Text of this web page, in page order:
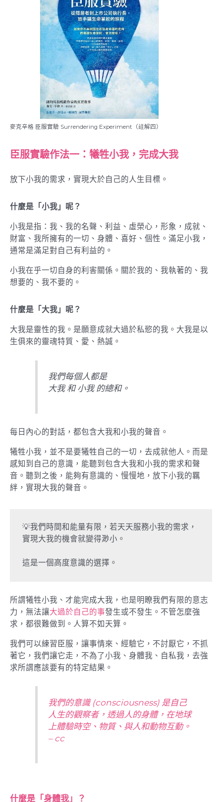
麥克辛格 臣服實驗 Surrendering Experiment（註解四）
臣服實驗作法一：犧牲小我，完成大我
放下小我的需求，實現大於自己的人生目標。
什麼是「小我」呢？
小我是指：我、我的名聲、利益、虛榮心，形象，成就、
財富、我所擁有的一切、身體、喜好、個性。滿足小我，
通常是滿足對自己有利益的。
小我在乎一切自身的利害關係。關於我的、我執著的、我
想要的、我不要的。
什麼是「大我」呢？
大我是靈性的我。是願意成就大過於私慾的我。大我是以
生俱來的靈魂特質、愛、熱誠。
我們每個人都是
大我 和 小我 的總和。
每日內心的對話，都包含大我和小我的聲音。
犧牲小我，並不是要犧牲自己的一切，去成就他人。而是
感知到自己的意識，能聽到包含大我和小我的需求和聲
音。聽到之後，能夠有意識的、慢慢地，放下小我的羈
絆，實現大我的聲音。
💡我們時間和能量有限，若天天服務小我的需求，
實現大我的機會就變得渺小。
這是一個高度意識的選擇。
所謂犧牲小我、才能完成大我，也是明瞭我們有限的意志
力，無法讓大過於自己的事發生或不發生。不管怎麼強
求，都很難做到。人算不如天算。
我們可以練習臣服，讓事情來、經驗它，不討厭它，不抓
著它，我們讓它走，不為了小我、身體我、自私我，去強
求所謂應該要有的特定結果。
我們的意識 (consciousness) 是自己
人生的觀察者，透過人的身體，在地球
上體驗時空、物質、與人和動物互動。
– cc
什麼是 「身體我」 ？